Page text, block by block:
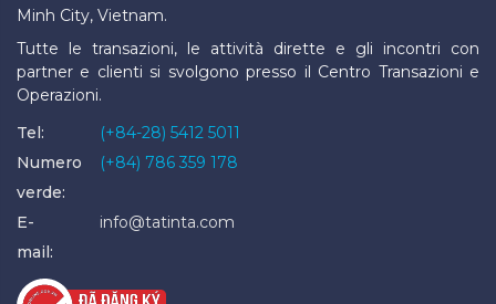
Minh City, Vietnam.
Tutte le transazioni, le attività dirette e gli incontri con
partner e clienti si svolgono presso il Centro Transazioni e
Operazioni.
Tel:
(+84-28) 5412 5011
Numero
verde:
(+84) 786 359 178
E-
mail:
info@tatinta.com